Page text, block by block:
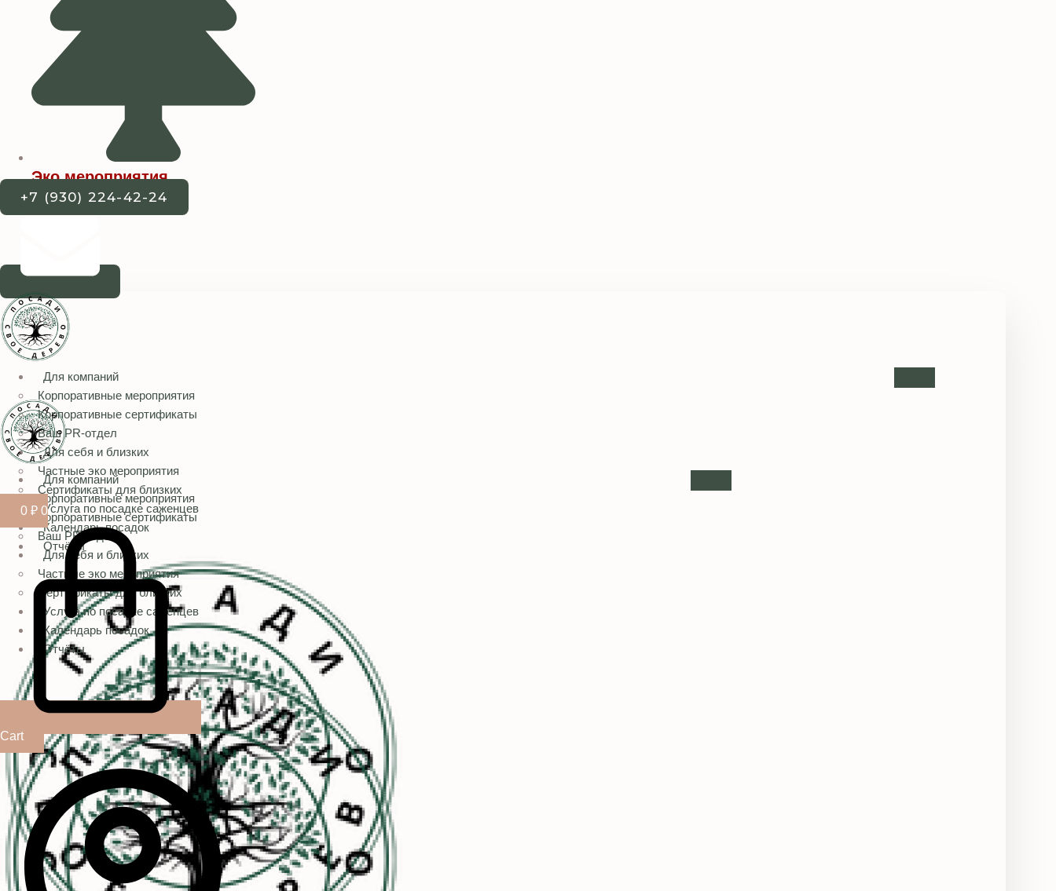
Эко мероприятия
+7 (930) 224-42-24
Для компаний
Корпоративные мероприятия
Корпоративные сертификаты
Ваш PR-отдел
Для себя и близких
Частные эко мероприятия
Сертификаты для близких
Услуга по посадке саженцев
Календарь посадок
Отчёты
Для компаний
Корпоративные мероприятия
Корпоративные сертификаты
Ваш PR-отдел
Для себя и близких
Частные эко мероприятия
Сертификаты для близких
Услуга по посадке саженцев
Календарь посадок
Отчёты
0 ₽ 0
Cart